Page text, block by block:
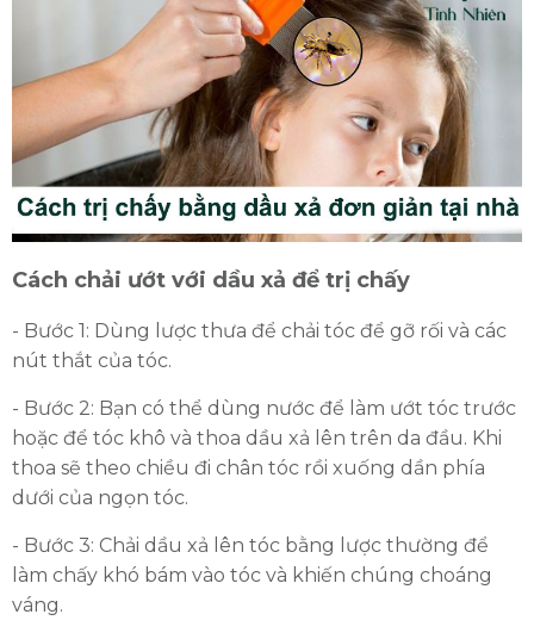
Cách chải ướt với dầu xả để trị chấy
- Bước 1: Dùng lược thưa để chải tóc để gỡ rối và các
nút thắt của tóc.
- Bước 2: Bạn có thể dùng nước để làm ướt tóc trước
hoặc để tóc khô và thoa dầu xả lên trên da đầu. Khi
thoa sẽ theo chiều đi chân tóc rồi xuống dần phía
dưới của ngọn tóc.
- Bước 3: Chải dầu xả lên tóc bằng lược thường để
làm chấy khó bám vào tóc và khiến chúng choáng
váng.